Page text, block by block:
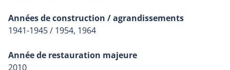
Années de construction / agrandissements
1941-1945 / 1954, 1964
Année de restauration majeure
2010